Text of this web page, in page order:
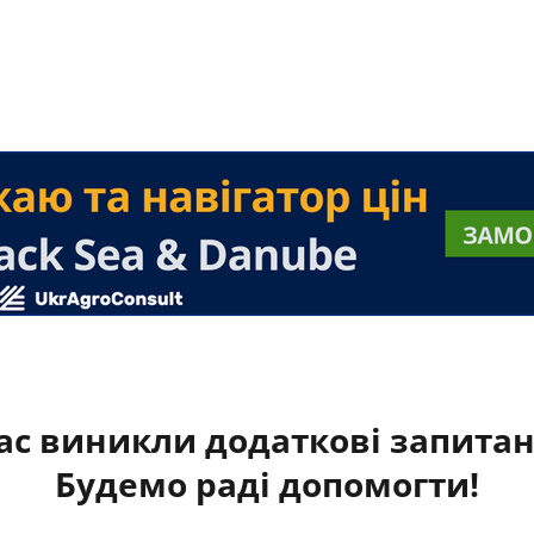
виникли додаткові
Будемо раді допомогти!